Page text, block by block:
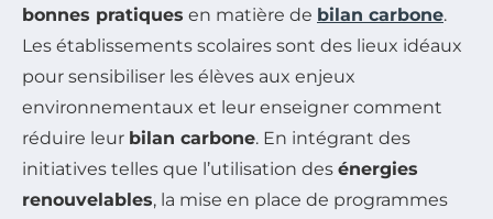
bonnes pratiques en matière de bilan carbone.
Les établissements scolaires sont des lieux idéaux
pour sensibiliser les élèves aux enjeux
environnementaux et leur enseigner comment
réduire leur bilan carbone. En intégrant des
initiatives telles que l’utilisation des énergies
renouvelables, la mise en place de programmes